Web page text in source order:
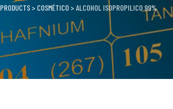
PRODUCTS > COSMÉTICO > ALCOHOL ISOPROPILICO 99%